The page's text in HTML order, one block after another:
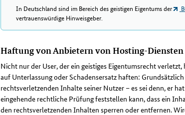
In Deutschland sind im Bereich des geistigen Eigentums der
vertrauenswürdige Hinweisgeber.
Haftung von Anbietern von Hosting-
Nicht nur der User, der ein geistiges Eigentumsrecht
auf Unterlassung oder Schadensersatz haften:
rechtsverletzenden Inhalte seiner Nutzer – es sei denn, er
eingehende rechtliche Prüfung feststellen kann, dass ein
den rechtsverletzenden Inhalten sperren oder entfernen.